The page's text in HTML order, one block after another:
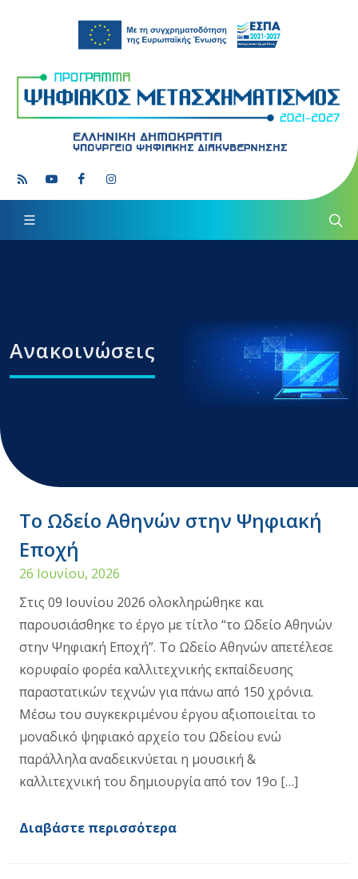
Ανακοινώσεις
Το Ωδείο Αθηνών στην Ψηφιακή
Εποχή
26 Ιουνίου, 2026
Στις 09 Ιουνίου 2026 ολοκληρώθηκε και
παρουσιάσθηκε το έργο με τίτλο “το Ωδείο Αθηνών
στην Ψηφιακή Εποχή”. Το Ωδείο Αθηνών απετέλεσε
κορυφαίο φορέα καλλιτεχνικής εκπαίδευσης
παραστατικών τεχνών για πάνω από 150 χρόνια.
Μέσω του συγκεκριμένου έργου αξιοποιείται το
μοναδικό ψηφιακό αρχείο του Ωδείου ενώ
παράλληλα αναδεικνύεται η μουσική &
καλλιτεχνική του δημιουργία από τον 19ο […]
Διαβάστε περισσότερα